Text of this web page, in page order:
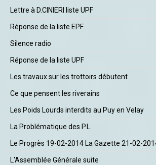
Lettre à D.CINIERI liste UPF
Réponse de la liste EPF
Silence radio
Réponse de la liste UPF
Les travaux sur les trottoirs débutent
Ce que pensent les riverains
Les Poids Lourds interdits au Puy en Velay
La Problématique des P.L.
Le Progrès 19-02-2014 La Gazette 21-02-
L'Assemblée Générale suite